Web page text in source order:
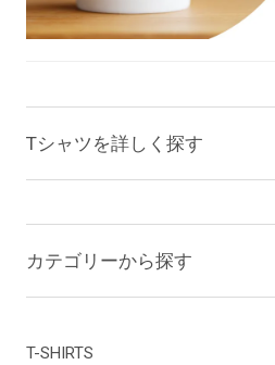
Tシャツを詳しく探す
カテゴリーから探す
T-SHIRTS